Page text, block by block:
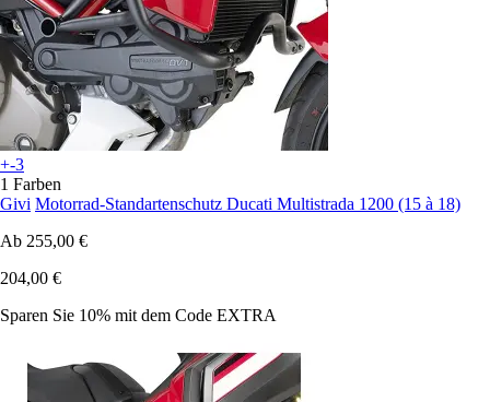
+-3
1 Farben
Givi Motorrad-Standartenschutz Ducati Multistrada 1200 (15 à 18)
Ab 255,00 €
204,00 €
Sparen Sie 10% mit dem Code EXTRA